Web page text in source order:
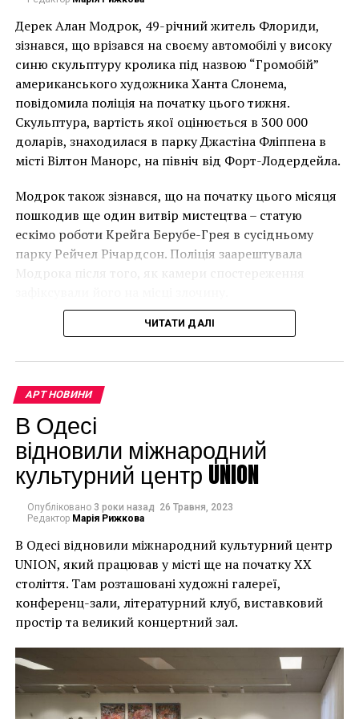
девушка была молода
– она ​​поняла, что
совершила ошибку».
Неясно, откуда был взят фрагмент, но некоторые
сообщения предполагают, что это мог быть кусок из
Помпеи.
Стоит отметить, что акт раскаяния Джесс произошел
сразу же после того, как женщина из
Канады вернула вещи, которые украла из Помпеи,
заявив, что подозревала, что они были причиной
череды неудач, включая приступы рака и
Джесс не указала, что с ее украденным фрагментом
что, возможно, эра COVID-19 подтолкнула девушку
на этот шаг.
«2020 год,
опустошенный
пандемией Covid,
заставил людей
задуматься, а также
тронул совесть», –
сказал
онжурналистам. –
«Дело в том, что
спустя три года после
кражи она его вернула
Чоловік позує під макетом чайки, яка ось-ось
накинеться на упаковку чіпсів – сюжет графіті, що
має ознаки вуличного художника Бенксі, на стіні в
Лоустофті на східному узбережжі Англії 8 серпня 2021
року. (Фото Джастіна Талліса / AFP)
В інтерв’ю “Таймс” пан Куттс сказав:
“Спочатку це було
неймовірно, але з
розвитком подій це
стало надзвичайно
впевнений, що Бенксі
усвідомлює
непередбачувані
наслідки для власників
будинків. Якби ми
могли повернути час
назад, ми б це
зробили”.
Хулігани, які намагалися зафарбувати мурал, злодії,
які відколювали зафарбовані фрагменти, щоб
продати їх у Facebook, тріщини в стіні та члени
окружної ради – це лише деякі з неприємностей, з
якими довелося зіткнутися Куттсам. Після крадіжки
їм довелося за власний кошт найняти охоронця,
який би наглядав за муралом вночі.
Єдиний вихід, кажуть Куттси, – це зняти 22-тонну
Дерек Алан Модрок, 49-річний житель Флориди,
зізнався, що врізався на своєму автомобілі у високу
синю скульптуру кролика під назвою “Громобій”
американського художника Ханта Слонема,
повідомила поліція на початку цього тижня.
Скульптура, вартість якої оцінюється в 300 000
доларів, знаходилася в парку Джастіна Фліппена в
місті Вілтон Манорс, на північ від Форт-Лодердейла.
Модрок також зізнався, що на початку цього місяця
пошкодив ще один витвір мистецтва – статую
ескімо роботи Крейга Берубе-Грея в сусідньому
парку Рейчел Річардсон. Поліція заарештувала
Модрока після того, як камери спостереження
ЧИТАТИ ДАЛІ
АРТ НОВИНИ
В Одесі
відновили міжнародний
культурний центр UNION
Опубліковано 3 роки назад 26 Травня, 2023
Редактор Марія Рижкова
В Одесі відновили міжнародний культурний центр
UNION, який працював у місті ще на початку XX
століття. Там розташовані художні галереї,
конференц-зали, літературний клуб, виставковий
простір та великий концертний зал.